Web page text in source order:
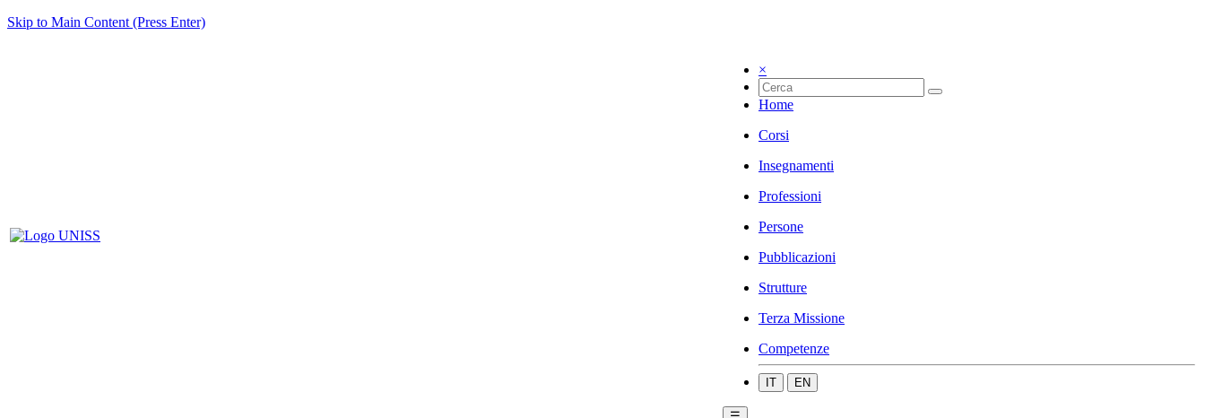
Skip to Main Content (Press Enter)
×
Home
Corsi
Insegnamenti
Professioni
Persone
Pubblicazioni
Strutture
Terza Missione
Competenze
IT EN